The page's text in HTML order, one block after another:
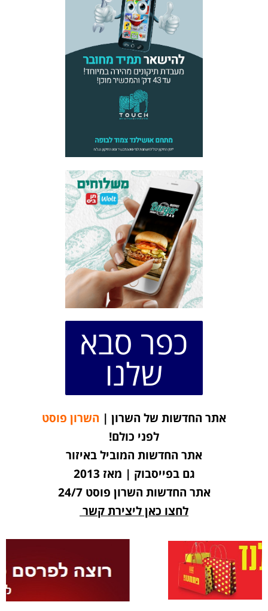
כפר סבא
שלנו
אתר החדשות של השרון | השרון פוסט
לפני כולם!
אתר החדשות המוביל באיזור
גם בפייסבוק | מאז 2013
אתר החדשות השרון פוסט 24/7
לחצו כאן ליצירת קשר